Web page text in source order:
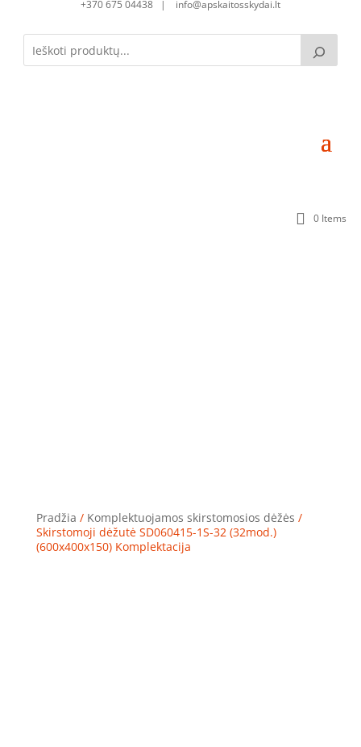
+370 675 04438 | info@apskaitosskydai.lt
0 Items
Pradžia / Komplektuojamos skirstomosios dėžės /
Skirstomoji dėžutė SD060415-1S-32 (32mod.)
(600x400x150) Komplektacija